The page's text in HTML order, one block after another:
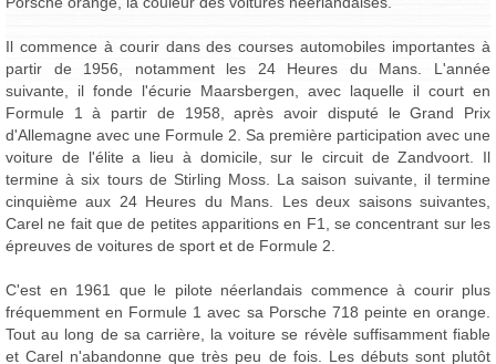
Il commence à courir dans des courses automobiles importantes à
partir de 1956, notamment les 24 Heures du Mans. L'année
suivante, il fonde l'écurie Maarsbergen, avec laquelle il court en
Formule 1 à partir de 1958, après avoir disputé le Grand Prix
d'Allemagne avec une Formule 2. Sa première participation avec une
voiture de l'élite a lieu à domicile, sur le circuit de Zandvoort. Il
termine à six tours de Stirling Moss. La saison suivante, il termine
cinquième aux 24 Heures du Mans. Les deux saisons suivantes,
Carel ne fait que de petites apparitions en F1, se concentrant sur les
épreuves de voitures de sport et de Formule 2.
C'est en 1961 que le pilote néerlandais commence à courir plus
fréquemment en Formule 1 avec sa Porsche 718 peinte en orange.
Tout au long de sa carrière, la voiture se révèle suffisamment fiable
et Carel n'abandonne que très peu de fois. Les débuts sont plutôt